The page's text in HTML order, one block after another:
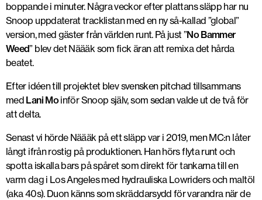
boppande i minuter. Några veckor efter plattans släpp har nu
Snoop uppdaterat tracklistan med en ny så-kallad ”global”
version, med gäster från världen runt. På just ”No Bammer
Weed” blev det Näääk som fick äran att remixa det hårda
beatet.
Efter idéen till projektet blev svensken pitchad tillsammans
med Lani Moinför Snoop själv, som sedan valde ut de två för
att delta.
Senast vi hörde Näääk på ett släpp var i 2019, men MC:n låter
långt ifrån rostig på produktionen. Han hörs flyta runt och
spotta iskalla bars på spåret som direkt för tankarna till en
varm dag i Los Angeles med hydrauliska Lowriders och maltöl
(aka 40s). Duon känns som skräddarsydd för varandra när de